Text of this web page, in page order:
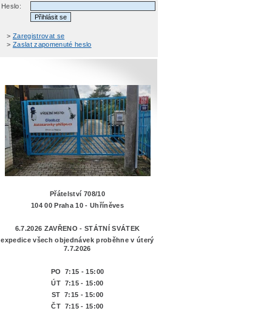
Heslo:
> Zaregistrovat se
> Zaslat zapomenuté heslo
Přátelství 708/10
104 00 Praha 10 - Uhříněves
6.7.2026 ZAVŘENO - STÁTNÍ SVÁTEK
expedice všech objednávek proběhne v úterý
7.7.2026
PO 7:15 - 15:00
ÚT 7:15 - 15:00
ST 7:15 - 15:00
ČT 7:15 - 15:00